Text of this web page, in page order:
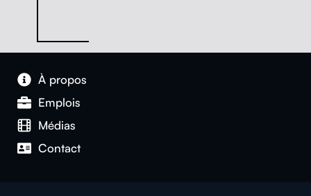
À pro­pos
Emplois
Médias
Con­tact